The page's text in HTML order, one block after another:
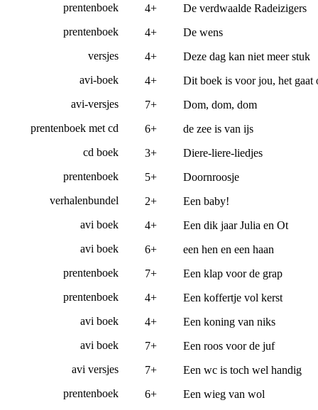
prentenboek
prentenboek
versjes
avi-boek
avi-versjes
prentenboek met cd
cd boek
prentenboek
verhalenbundel
avi boek
avi boek
prentenboek
prentenboek
avi boek
avi boek
avi versjes
prentenboek
4+
4+
4+
4+
7+
6+
3+
5+
2+
4+
6+
7+
4+
4+
7+
7+
6+
De verdwaalde Radeizigers
De wens
Deze dag kan niet meer stuk
Dit boek is voor jou, het gaat
Dom, dom, dom
de zee is van ijs
Diere-liere-liedjes
Doornroosje
Een baby!
Een dik jaar Julia en Ot
een hen en een haan
Een klap voor de grap
Een koffertje vol kerst
Een koning van niks
Een roos voor de juf
Een wc is toch wel handig
Een wieg van wol